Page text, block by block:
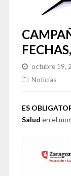
octubre 19,
Noticias
ES
Salud en el